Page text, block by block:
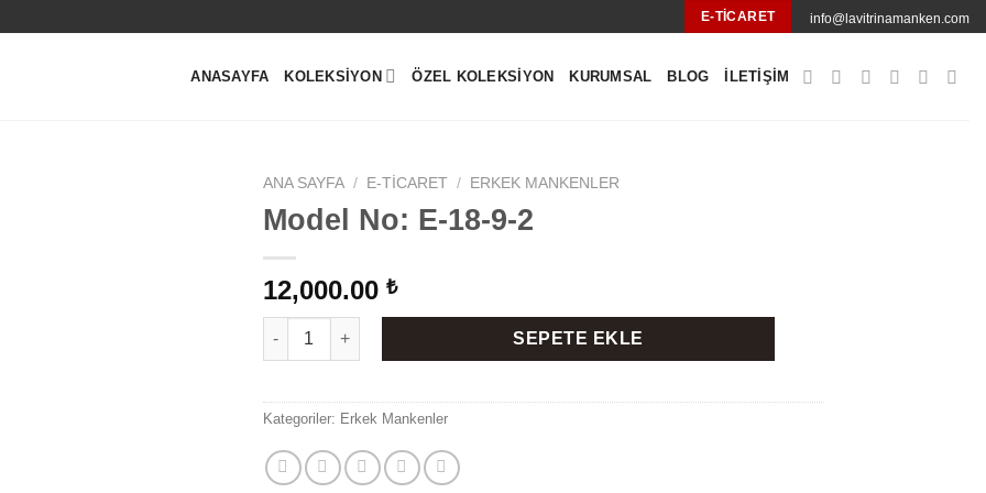
E-TICARET info@lavitrinamanken.com
ANASAYFA KOLEKSIYON ÖZEL KOLEKSIYON KURUMSAL BLOG İLETIŞIM
ANA SAYFA / E-TICARET / ERKEK MANKENLER
Model No: E-18-9-2
12,000.00 ₺
Model No: E-18-9-2 adet
SEPETE EKLE
Kategoriler: Erkek Mankenler